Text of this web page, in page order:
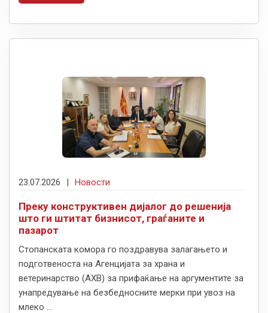
23.07.2026 | Новости
Преку конструктивен дијалог до решенија
што ги штитат бизнисот, граѓаните и
пазарот
Стопанската комора го поздравува залагањето и
подготвеноста на Агенцијата за храна и
ветеринарство (АХВ) за прифаќање на аргументите за
унапредување на безбедносните мерки при увоз на
млеко ...